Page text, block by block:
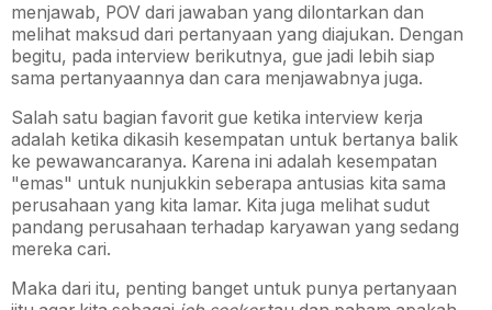
menjawab, POV dari jawaban yang dilontarkan dan
melihat maksud dari pertanyaan yang diajukan. Dengan
begitu, pada interview berikutnya, gue jadi lebih siap
sama pertanyaannya dan cara menjawabnya juga.
Salah satu bagian favorit gue ketika interview kerja
adalah ketika dikasih kesempatan untuk bertanya balik
ke pewawancaranya. Karena ini adalah kesempatan
"emas" untuk nunjukkin seberapa antusias kita sama
perusahaan yang kita lamar. Kita juga melihat sudut
pandang perusahaan terhadap karyawan yang sedang
mereka cari.
Maka dari itu, penting banget untuk punya pertanyaan